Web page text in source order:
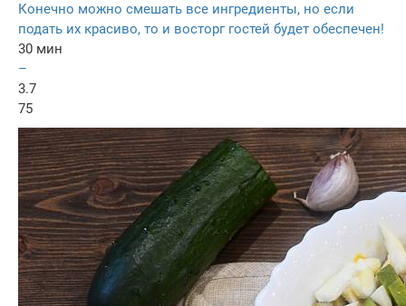
Конечно можно смешать все ингредиенты, но если
подать их красиво, то и восторг гостей будет обеспечен!
30 мин
–
3.7
75